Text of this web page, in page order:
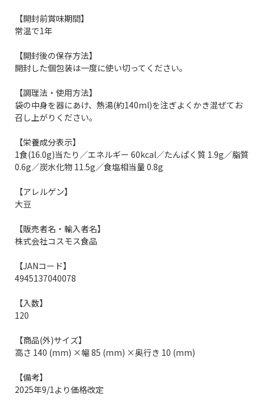
【開封前賞味期間】
常温で1年
【開封後の保存方法】
開封した個包装は一度に使い切ってください。
【調理法・使用方法】
袋の中身を器にあけ、熱湯(約140ml)を注ぎよくかき混ぜてお
召し上がりください。
【栄養成分表示】
1食(16.0g)当たり／エネルギー 60kcal／たんぱく質 1.9g／脂質
0.6g／炭水化物 11.5g／食塩相当量 0.8g
【アレルゲン】
大豆
【販売者名・輸入者名】
株式会社コスモス食品
【JANコード】
4945137040078
【入数】
120
【商品(外)サイズ】
高さ 140 (mm) ×幅 85 (mm) ×奥行き 10 (mm)
【備考】
2025年9/1より価格改定